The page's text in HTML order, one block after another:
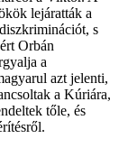
lejáratták a
s
Orbán
a
azt jelenti,
a Kúriára,
tőle, és